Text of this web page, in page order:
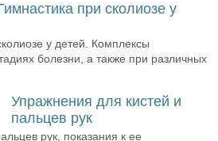
при сколиозе у
у детей. Комплексы
болезни, а также при различных
Упражнения для кистей и
пальцев рук
рук, показания к ее